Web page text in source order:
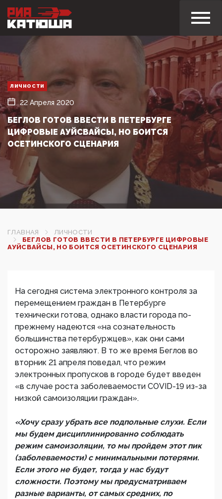
ЛИЧНОСТИ
22 Апреля 2020
БЕГЛОВ ГОТОВ ВВЕСТИ В ПЕТЕРБУРГЕ
ЦИФРОВЫЕ АУЙСВАЙСЫ, НО БОИТСЯ
ОСЕТИНСКОГО СЦЕНАРИЯ
ГЛАВНАЯ
ЛИЧНОСТИ
БЕГЛОВ ГОТОВ ВВЕСТИ В ПЕТЕРБУРГЕ ЦИФРОВЫЕ
АУЙСВАЙСЫ, НО БОИТСЯ ОСЕТИНСКОГО СЦЕНАРИЯ
На сегодня система электронного контроля за
перемещением граждан в Петербурге
технически готова, однако власти города по-
прежнему надеются «на сознательность
большинства петербуржцев», как они сами
осторожно заявляют. В то же время Беглов во
вторник 21 апреля поведал, что режим
электронных пропусков в городе будет введен
«в случае роста заболеваемости COVID-19 из-за
низкой самоизоляции граждан».
«Хочу сразу убрать все подпольные слухи. Если
мы будем дисциплинированно соблюдать
режим самоизоляции, то мы пройдем этот пик
(заболеваемости) с минимальными потерями.
Если этого не будет, тогда у нас будут
сложности. Поэтому мы предусматриваем
разные варианты, от самых средних, по